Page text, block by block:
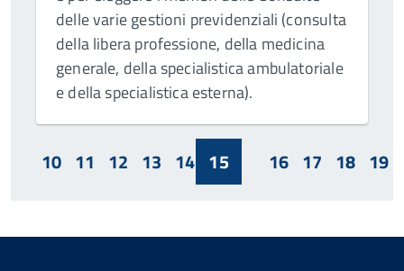
delle varie gestioni previdenziali (consulta
della libera professione, della medicina
generale, della specialistica ambulatoriale
e della specialistica esterna).
10 11 12 13 14 15 16 17 18 19